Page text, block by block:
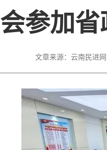
会参加
文章来源： 云南民进网